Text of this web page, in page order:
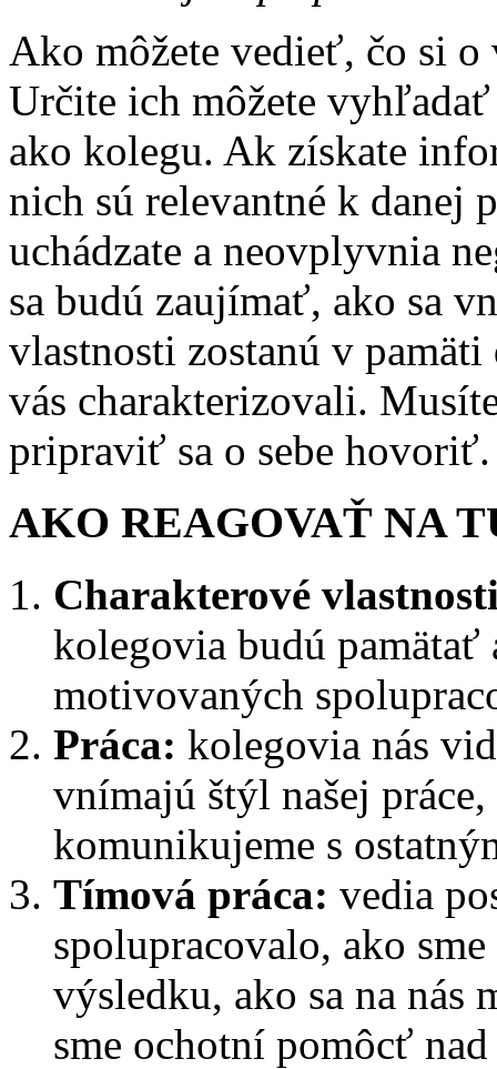
Ako môžete vedieť, čo si
Určite ich môžete
ako kolegu. Ak získate
nich sú relevantné k danej
uchádzate a neovplyvnia
sa budú zaujímať, ako sa
vlastnosti zostanú v
vás charakterizovali.
pripraviť sa o sebe hovoriť.
AKO REAGOVAŤ NA
Charakterové
kolegovia budú pamätať
motivovaných
Práca: kolegovia nás
vnímajú štýl našej
komunikujeme s
Tímová práca: vedia
spolupracovalo, ako
výsledku, ako sa na
sme ochotní pomôcť